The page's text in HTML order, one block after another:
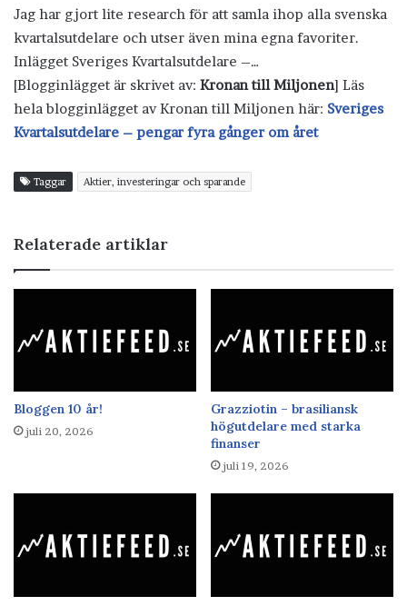
Jag har gjort lite research för att samla ihop alla svenska
kvartalsutdelare och utser även mina egna favoriter.
Inlägget Sveriges Kvartalsutdelare –…
[Blogginlägget är skrivet av: Kronan till Miljonen] Läs
hela blogginlägget av Kronan till Miljonen här: Sveriges
Kvartalsutdelare – pengar fyra gånger om året
Taggar Aktier, investeringar och sparande
Relaterade artiklar
Bloggen 10 år!
juli 20, 2026
Grazziotin – brasiliansk
högutdelare med starka
finanser
juli 19, 2026